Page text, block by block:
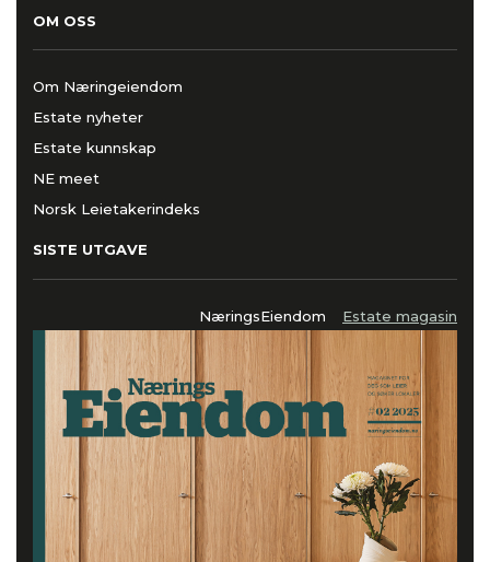
OM OSS
Om Næringeiendom
Estate nyheter
Estate kunnskap
NE meet
Norsk Leietakerindeks
SISTE UTGAVE
NæringsEiendom Estate magasin